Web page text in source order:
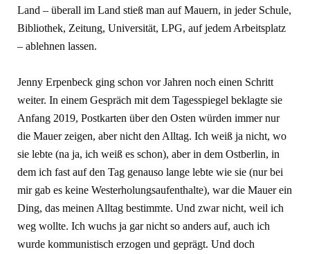
Land – überall im Land stieß man auf Mauern, in jeder Schule,
Bibliothek, Zeitung, Universität, LPG, auf jedem Arbeitsplatz
– ablehnen lassen.
Jenny Erpenbeck ging schon vor Jahren noch einen Schritt
weiter. In einem Gespräch mit dem Tagesspiegel beklagte sie
Anfang 2019, Postkarten über den Osten würden immer nur
die Mauer zeigen, aber nicht den Alltag. Ich weiß ja nicht, wo
sie lebte (na ja, ich weiß es schon), aber in dem Ostberlin, in
dem ich fast auf den Tag genauso lange lebte wie sie (nur bei
mir gab es keine Westerholungsaufenthalte), war die Mauer ein
Ding, das meinen Alltag bestimmte. Und zwar nicht, weil ich
weg wollte. Ich wuchs ja gar nicht so anders auf, auch ich
wurde kommunistisch erzogen und geprägt. Und doch